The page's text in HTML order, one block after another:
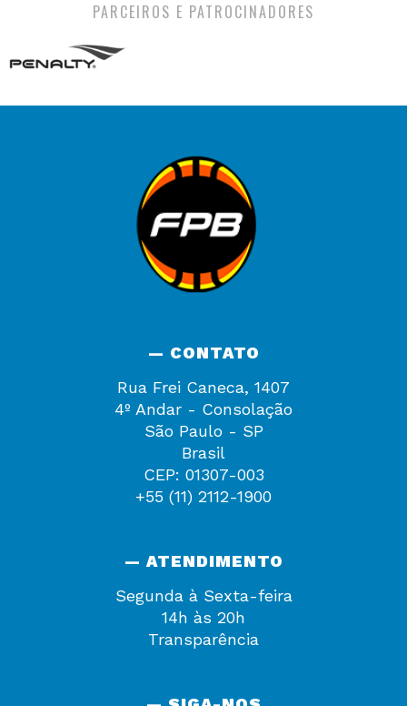
PARCEIROS E PATROCINADORES
— CONTATO
Rua Frei Caneca, 1407
4º Andar - Consolação
São Paulo - SP
Brasil
CEP: 01307-003
+55 (11) 2112-1900
— ATENDIMENTO
Segunda à Sexta-feira
14h às 20h
Transparência